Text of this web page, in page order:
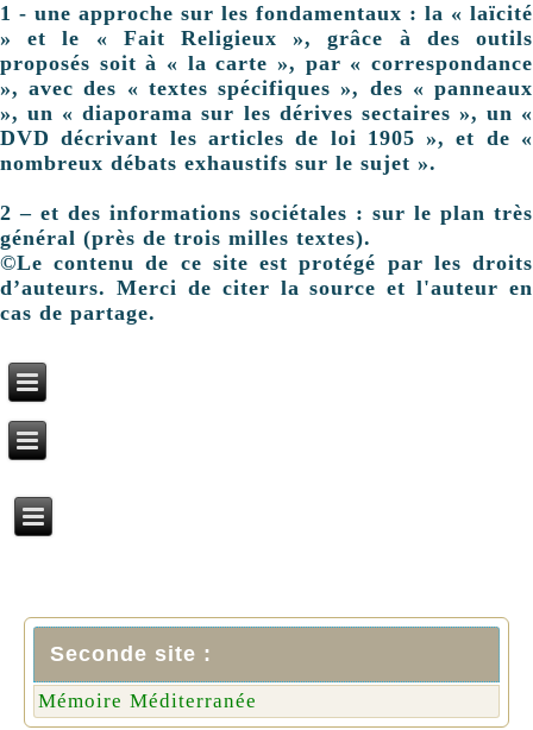
1 - une approche sur les fondamentaux : la « laïcité
» et le « Fait Religieux », grâce à des outils
proposés soit à « la carte », par « correspondance
», avec des « textes spécifiques », des « panneaux
», un « diaporama sur les dérives sectaires », un «
DVD décrivant les articles de loi 1905 », et de «
nombreux débats exhaustifs sur le sujet ».
2 – et des informations sociétales : sur le plan très
général (près de trois milles textes).
©Le contenu de ce site est protégé par les droits
d’auteurs. Merci de citer la source et l'auteur en
cas de partage.
Seconde site :
Mémoire Méditerranée